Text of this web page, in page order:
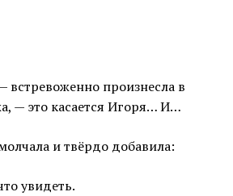
встревоженно произнесла в
— это касается Игоря… И…
и твёрдо добавила:
увидеть.